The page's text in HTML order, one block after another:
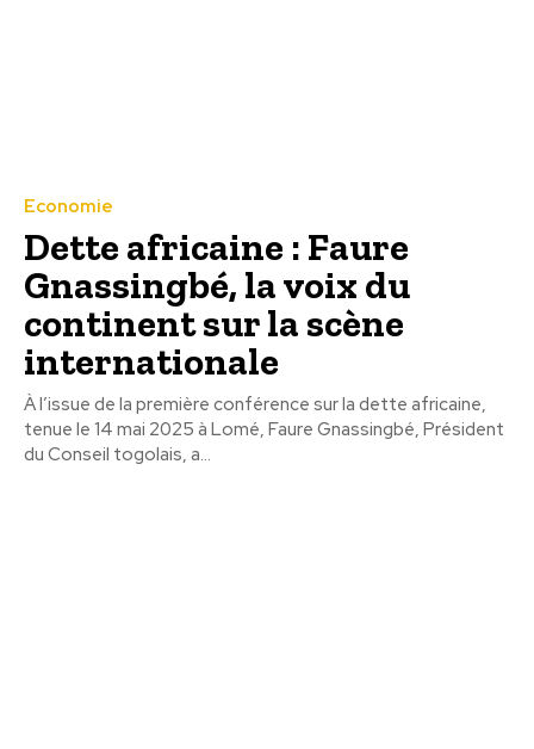
Economie
Dette africaine : Faure
Gnassingbé, la voix du
continent sur la scène
internationale
À l’issue de la première conférence sur la dette africaine,
tenue le 14 mai 2025 à Lomé, Faure Gnassingbé, Président
du Conseil togolais, a...